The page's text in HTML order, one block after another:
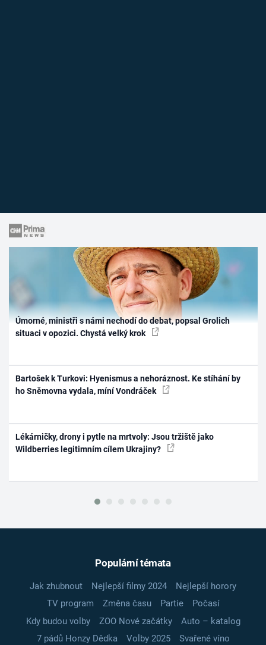
Úmorné, ministři s námi nechodí do debat, popsal Grolich
situaci v opozici. Chystá velký krok
Bartošek k Turkovi: Hyenismus a nehoráznost. Ke stíhání by
ho Sněmovna vydala, míní Vondráček
Lékárničky, drony i pytle na mrtvoly: Jsou tržiště jako
Wildberries legitimním cílem Ukrajiny?
Populární témata
Jak zhubnout Nejlepší filmy 2024
Nejlepší horory
TV program
Změna času Partie
Počasí
Kdy budou volby
ZOO Nové začátky
Auto – katalog
7 pádů Honzy Dědka
Volby 2025
Svařené víno